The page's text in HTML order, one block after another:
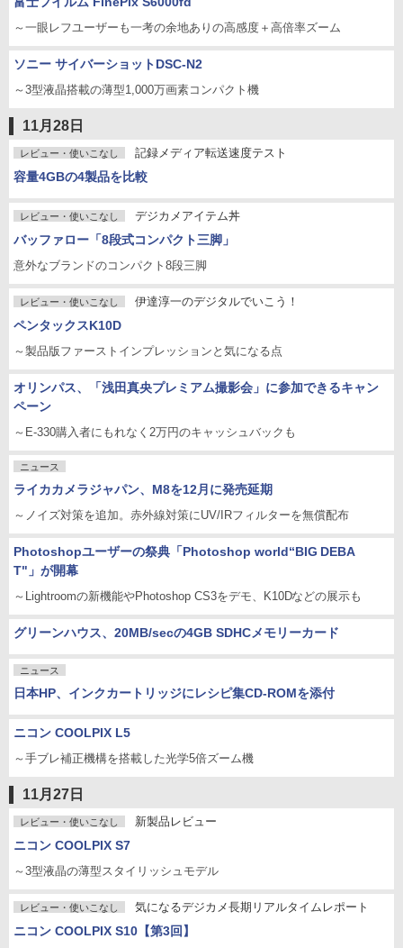
～一眼レフユーザーも一考の余地ありの高感度＋高倍率ズーム
ソニー サイバーショットDSC-N2
～3型液晶搭載の薄型1,000万画素コンパクト機
11月28日
レビュー・使いこなし 記録メディア転送速度テスト
容量4GBの4製品を比較
レビュー・使いこなし デジカメアイテム丼
バッファロー「8段式コンパクト三脚」
意外なブランドのコンパクト8段三脚
レビュー・使いこなし 伊達淳一のデジタルでいこう！
ペンタックスK10D
～製品版ファーストインプレッションと気になる点
オリンパス、「浅田真央プレミアム撮影会」に参加できるキャン
ペーン
～E-330購入者にもれなく2万円のキャッシュバックも
ニュース
ライカカメラジャパン、M8を12月に発売延期
～ノイズ対策を追加。赤外線対策にUV/IRフィルターを無償配布
Photoshopユーザーの祭典「Photoshop world“BIG DEBA
T"」が開幕
～Lightroomの新機能やPhotoshop CS3をデモ、K10Dなどの展示も
グリーンハウス、20MB/secの4GB SDHCメモリーカード
ニュース
日本HP、インクカートリッジにレシピ集CD-ROMを添付
ニコン COOLPIX L5
～手ブレ補正機構を搭載した光学5倍ズーム機
11月27日
レビュー・使いこなし 新製品レビュー
ニコン COOLPIX S7
～3型液晶の薄型スタイリッシュモデル
レビュー・使いこなし 気になるデジカメ長期リアルタイムレポート
ニコン COOLPIX S10【第3回】